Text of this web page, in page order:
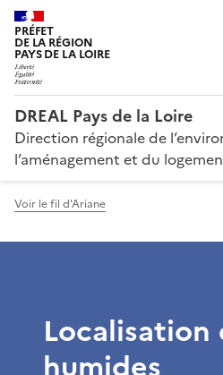
PRÉFET
DE LA RÉGION
PAYS DE LA LOIRE
DREAL Pays de la Loire
Direction régionale de
l’aménagement et du
Voir le fil d'Ariane
Localisation